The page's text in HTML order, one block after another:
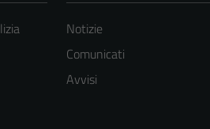
Notizie
Comunicati
Avvisi